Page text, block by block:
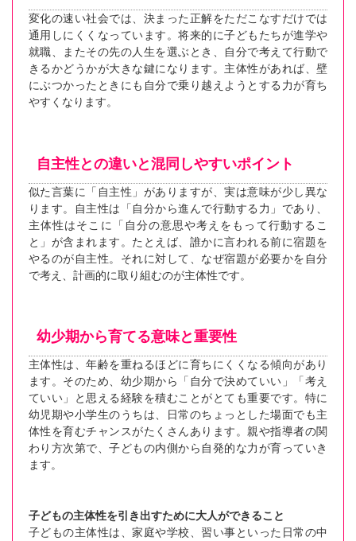
変化の速い社会では、決まった正解をただこなすだけでは
通用しにくくなっています。将来的に子どもたちが進学や
就職、またその先の人生を選ぶとき、自分で考えて行動で
きるかどうかが大きな鍵になります。主体性があれば、壁
にぶつかったときにも自分で乗り越えようとする力が育ち
やすくなります。
自主性との違いと混同しやすいポイント
似た言葉に「自主性」がありますが、実は意味が少し異な
ります。自主性は「自分から進んで行動する力」であり、
主体性はそこに「自分の意思や考えをもって行動するこ
と」が含まれます。たとえば、誰かに言われる前に宿題を
やるのが自主性。それに対して、なぜ宿題が必要かを自分
で考え、計画的に取り組むのが主体性です。
幼少期から育てる意味と重要性
主体性は、年齢を重ねるほどに育ちにくくなる傾向があり
ます。そのため、幼少期から「自分で決めていい」「考え
ていい」と思える経験を積むことがとても重要です。特に
幼児期や小学生のうちは、日常のちょっとした場面でも主
体性を育むチャンスがたくさんあります。親や指導者の関
わり方次第で、子どもの内側から自発的な力が育っていき
ます。
子どもの主体性を引き出すために大人ができること
子どもの主体性は、家庭や学校、習い事といった日常の中